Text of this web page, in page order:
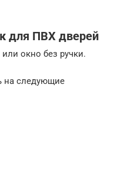
для ПВХ дверей
окно без ручки.
на следующие